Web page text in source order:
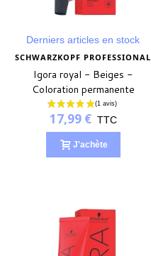
Derniers articles en stock
SCHWARZKOPF PROFESSIONAL
Igora royal - Beiges -
Coloration permanente
17,99 € TTC
J'achète